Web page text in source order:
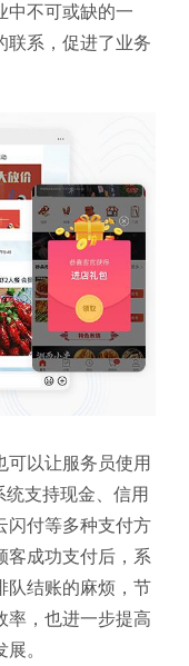
中不可或缺的一
联系，促进了业务
可以让服务员使用
统支持现金、信用
闪付等多种支付方
客成功支付后，系
队结账的麻烦，节
率，也进一步提高
。